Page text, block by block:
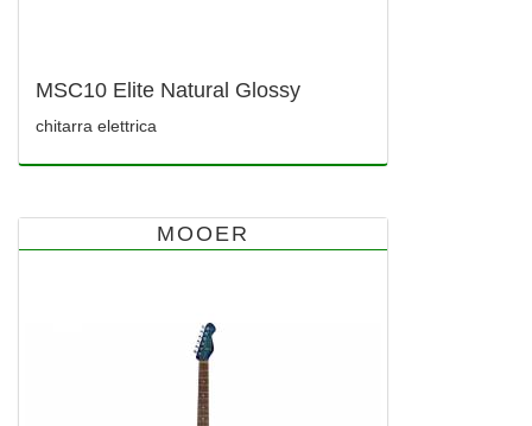
MSC10 Elite Natural Glossy
chitarra elettrica
MOOER